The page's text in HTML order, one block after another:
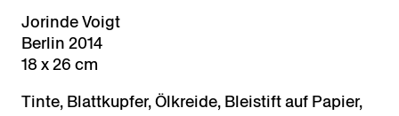
Jorinde Voigt
Berlin 2014
18 x 26 cm
Tinte, Blattkupfer, Ölkreide, Bleistift auf Papier,